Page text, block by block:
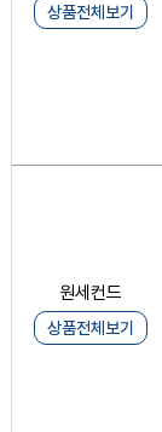
상품전체보기
원세컨드
상품전체보기